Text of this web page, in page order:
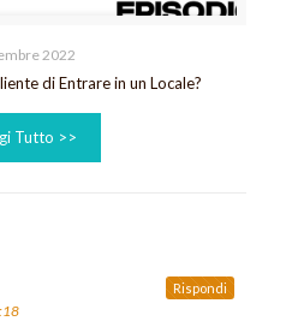
2022
di Entrare in un Locale?
Tutto >>
Rispondi